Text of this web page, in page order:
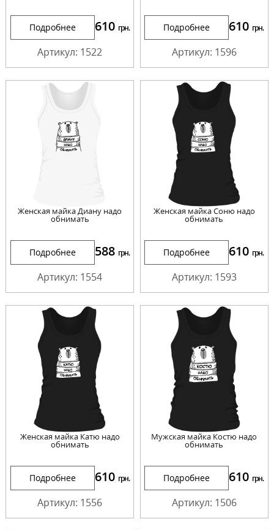
Подробнее 610 грн.
Артикул: 1522
Подробнее 610 грн.
Артикул: 1596
Женская майка Диану надо
обнимать
Подробнее 588 грн.
Артикул: 1554
Женская майка Соню надо
обнимать
Подробнее 610 грн.
Артикул: 1593
Женская майка Катю надо
обнимать
Подробнее 610 грн.
Артикул: 1556
Мужская майка Костю надо
обнимать
Подробнее 610 грн.
Артикул: 1506